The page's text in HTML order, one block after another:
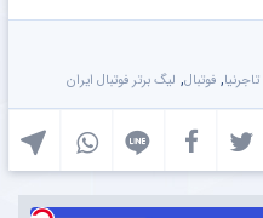
, فوتبال, لیگ برتر فوتبال ایران